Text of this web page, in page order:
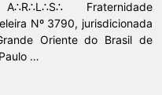
Loja Fraternidade Acadêmica
nº 3297, filiada ao
Oriente do Brasil – São …